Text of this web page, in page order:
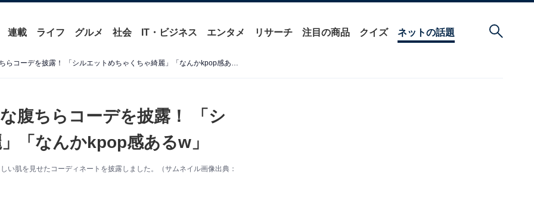
連載 ライフ グルメ 社会 IT・ビジネス エンタメ リサーチ 注目の商品 クイズ ネットの話題
マギー、セクシー＆爽やかな腹ちらコーデを披露！ 「シルエットめちゃくちゃ綺麗」「なんかkpop感あるw」
腹ちらコーデを披露！ 「シ
「なんかkpop感あるw」
肌を見せたコーディネートを披露しました。（サムネイル画像出典：